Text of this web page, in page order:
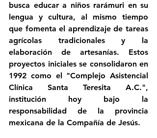
busca educar a niños rarámuri en su
lengua y cultura, al mismo tiempo
que fomenta el aprendizaje de tareas
agrícolas tradicionales y la
elaboración de artesanías. Estos
proyectos iniciales se consolidaron en
1992 como el "Complejo Asistencial
Clínica Santa Teresita A.C.",
institución hoy bajo la
responsabilidad de la provincia
mexicana de la Compañía de Jesús.